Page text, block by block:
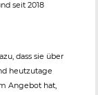
seit 2018
dass sie über
heutzutage
Angebot hat,